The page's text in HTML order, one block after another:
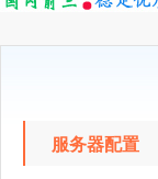
服务器配置